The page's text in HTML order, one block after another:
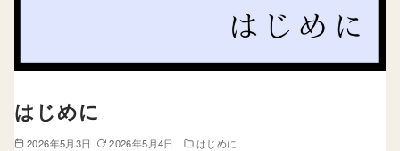
はじめに
2026年5月3日 2026年5月4日 はじめに